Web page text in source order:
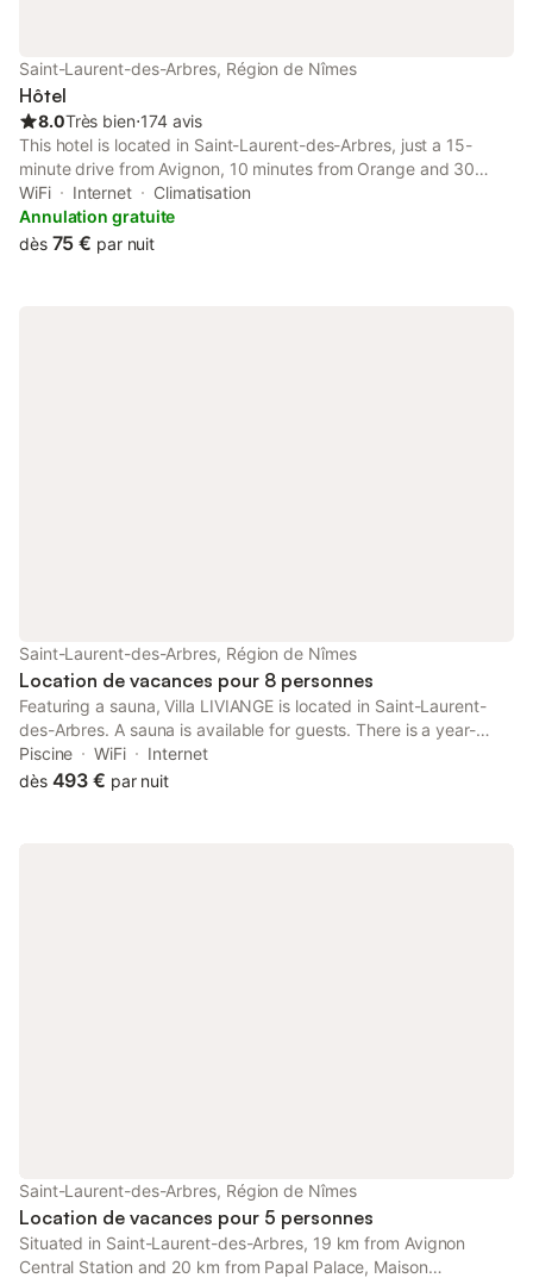
Saint-Laurent-des-Arbres, Région de Nîmes
Hôtel
8.0Très bien⋅174 avis
This hotel is located in Saint-Laurent-des-Arbres, just a 15-
minute drive from Avignon, 10 minutes from Orange and 30
minutes from Nîmes. It offers free Wi-Fi access. Each air-
conditioned room at Le Ya'tis is furnished in a warm modern
style.
WiFi Internet
Climatisation
Annulation gratuite
dès 75 € par nuit
Saint-Laurent-des-Arbres, Région de Nîmes
Location de vacances pour 8 personnes
Featuring a sauna, Villa LIVIANGE is located in Saint-Laurent-
des-Arbres. A sauna is available for guests. There is a year-
round outdoor pool and guests can make use of free WiFi, free
private parking and an electric vehicle charging station.
Piscine WiFi
Internet
dès 493 € par nuit
Saint-Laurent-des-Arbres, Région de Nîmes
Location de vacances pour 5 personnes
Situated in Saint-Laurent-des-Arbres, 19 km from Avignon
Central Station and 20 km from Papal Palace, Maison